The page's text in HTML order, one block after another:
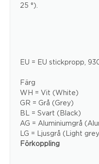
25 °).
EU = EU stickpropp,
Färg
WH = Vit (White)
GR = Grå (Grey)
BL = Svart (Black)
AG = Aluminiumgrå
LG = Ljusgrå (Light
Förkoppling